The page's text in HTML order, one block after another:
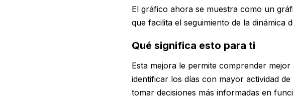
El gráfico ahora se muestra como un
que facilita el seguimiento de la dinámica
Qué significa esto para ti
Esta mejora le permite comprender
identificar los días con mayor actividad
tomar decisiones más informadas en